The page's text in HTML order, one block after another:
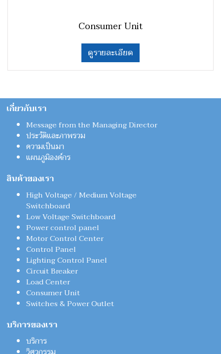
Consumer Unit
ดูรายละเอียด
เกี่ยวกับเรา
Message from the Managing Director
ประวัติและภาพรวม
ความเป็นมา
แผนภูมิองค์กร
สินค้าของเรา
High Voltage / Medium Voltage
Switchboard
Low Voltage Switchboard
Power control panel
Motor Control Center
Control Panel
Lighting Control Panel
Circuit Breaker
Load Center
Consumer Unit
Switches & Power Outlet
บริการของเรา
บริการ